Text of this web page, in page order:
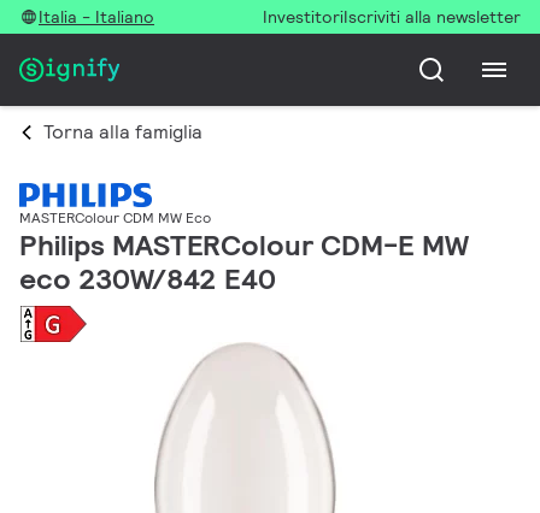
Italia - Italiano InvestitoriIscriviti alla newsletter
Torna alla famiglia
MASTERColour CDM MW Eco
Philips MASTERColour CDM-E MW
eco 230W/842 E40